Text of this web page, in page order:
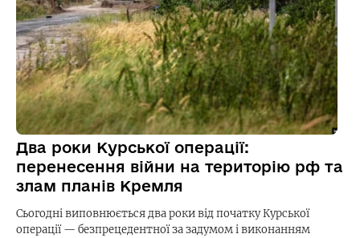
Два роки Курської операції:
перенесення війни на територію рф та
злам планів Кремля
Сьогодні виповнюється два роки від початку Курської
операції — безпрецедентної за задумом і виконанням